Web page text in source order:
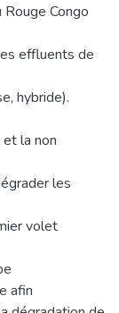
Congo
effluents de
hybride).
la non
les
volet
afin